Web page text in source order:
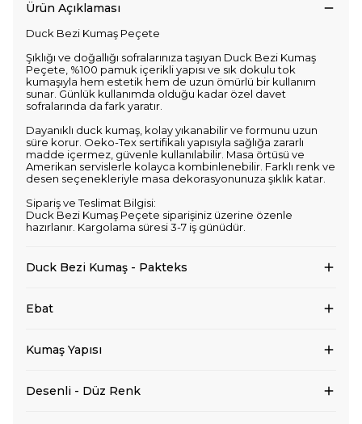
Ürün Açıklaması
Duck Bezi Kumaş Peçete
Şıklığı ve doğallığı sofralarınıza taşıyan Duck Bezi Kumaş
Peçete, %100 pamuk içerikli yapısı ve sık dokulu tok
kumaşıyla hem estetik hem de uzun ömürlü bir kullanım
sunar. Günlük kullanımda olduğu kadar özel davet
sofralarında da fark yaratır.
Dayanıklı duck kumaş, kolay yıkanabilir ve formunu uzun
süre korur. Oeko-Tex sertifikalı yapısıyla sağlığa zararlı
madde içermez, güvenle kullanılabilir. Masa örtüsü ve
Amerikan servislerle kolayca kombinlenebilir. Farklı renk ve
desen seçenekleriyle masa dekorasyonunuza şıklık katar.
Sipariş ve Teslimat Bilgisi:
Duck Bezi Kumaş Peçete siparişiniz üzerine özenle
hazırlanır. Kargolama süresi 3-7 iş günüdür.
Duck Bezi Kumaş - Pakteks
Ebat
Kumaş Yapısı
Desenli - Düz Renk